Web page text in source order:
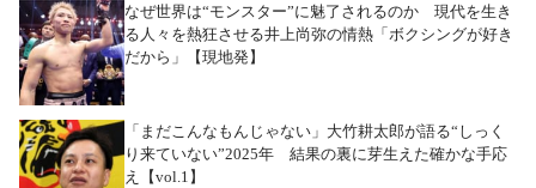
なぜ世界は“モンスター”に魅了されるのか 現代を生き
る人々を熱狂させる井上尚弥の情熱「ボクシングが好き
だから」【現地発】
「まだこんなもんじゃない」大竹耕太郎が語る“しっく
り来ていない”2025年 結果の裏に芽生えた確かな手応
え【vol.1】